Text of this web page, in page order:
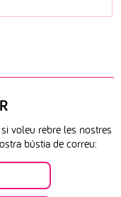
voleu rebre les nostres
bústia de correu: